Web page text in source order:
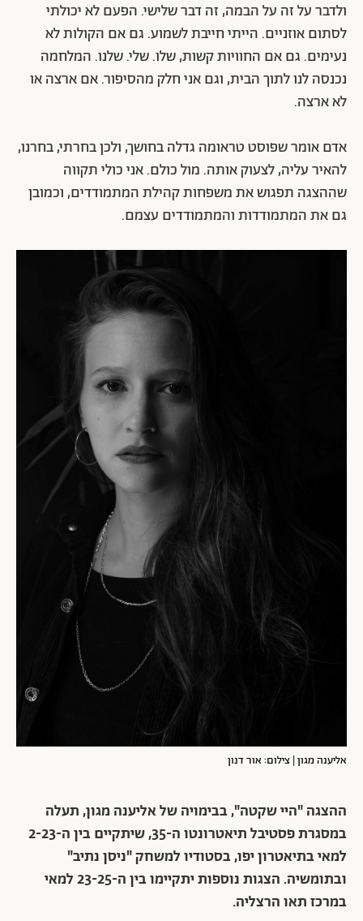
ולדבר על זה על הבמה, זה דבר שלישי. הפעם לא יכולתי
לסתום אוזניים. הייתי חייבת לשמוע. גם אם הקולות לא
נעימים. גם אם החוויות קשות, שלו. שלי. שלנו. המלחמה
נכנסה לנו לתוך הבית, וגם אני חלק מהסיפור. אם ארצה או
לא ארצה.
אדם אומר שפוסט טראומה גדלה בחושך, ולכן בחרתי, בחרנו,
להאיר עליה, לצעוק אותה. מול כולם.אני כולי תקווה
שההצגה תפגוש את משפחות קהילת המתמודדים, וכמובן
גם את המתמודדות והמתמודדים עצמם.
אליענה מגון | צילום: אור דנון
ההצגה "היי שקטה", בבימויה של אליענה מגון, תעלה
במסגרת פסטיבל תיאטרונטו ה-35, שיתקיים בין ה-2-23
למאי בתיאטרון יפו, בסטודיו למשחק "ניסן נתיב"
ובתומשיה. הצגות נוספות יתקיימו בין ה-23-25 למאי
במרכז תאו הרצליה.